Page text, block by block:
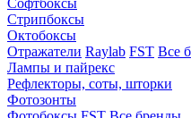
Софтбоксы
Стрипбоксы
Октобоксы
Отражатели Raylab FST Все
Лампы и пайрекс
Рефлекторы, соты, шторки
Фотозонты